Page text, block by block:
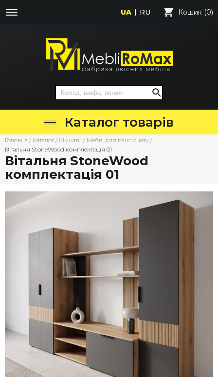
UA RU Кошик (0)
Каталог товарів
Головна / Каталог / Кімнати / Меблі для пансіонату /
Вітальня StoneWood комплектація 01
Вітальня StoneWood
комплектація 01